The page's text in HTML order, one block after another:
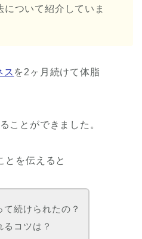
ついて紹介していま
ス を2ヶ月続けて体脂
ことができました。
とを伝えると
て続けられたの？
るコツは？